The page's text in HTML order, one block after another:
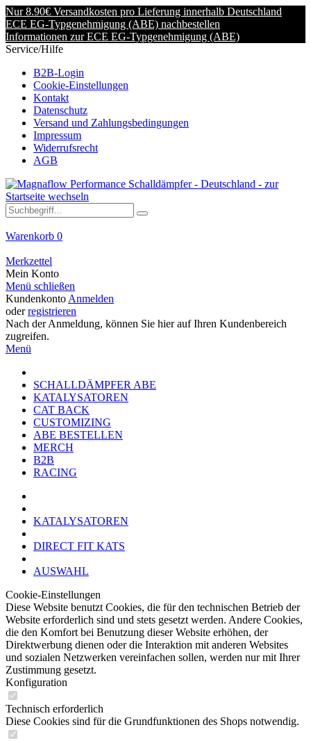
Nur 8.90€ Versandkosten pro Lieferung innerhalb Deutschland
ECE EG-Typgenehmigung (ABE) nachbestellen
Informationen zur ECE EG-Typgenehmigung (ABE)
Service/Hilfe
B2B-Login
Cookie-Einstellungen
Kontakt
Datenschutz
Versand und Zahlungsbedingungen
Impressum
Widerrufsrecht
AGB
Warenkorb 0
Merkzettel
Mein Konto
Menü schließen
Kundenkonto Anmelden
oderregistrieren
Nach der Anmeldung, können Sie hier auf Ihren Kundenbereich
zugreifen.
Menü
SCHALLDÄMPFER ABE
KATALYSATOREN
CAT BACK
CUSTOMIZING
ABE BESTELLEN
MERCH
B2B
RACING
KATALYSATOREN
DIRECT FIT KATS
AUSWAHL
Cookie-Einstellungen
Diese Website benutzt Cookies, die für den technischen Betrieb der
Website erforderlich sind und stets gesetzt werden. Andere Cookies,
die den Komfort bei Benutzung dieser Website erhöhen, der
Direktwerbung dienen oder die Interaktion mit anderen Websites
und sozialen Netzwerken vereinfachen sollen, werden nur mit Ihrer
Zustimmung gesetzt.
Konfiguration
Technisch erforderlich
Diese Cookies sind für die Grundfunktionen des Shops notwendig.